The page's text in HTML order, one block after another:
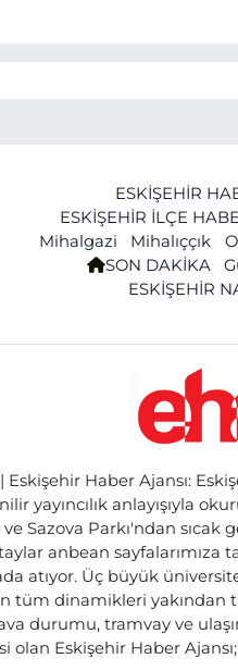
ESKİŞEHİR
ESKİŞEHİR İLÇE
Mihalgazi
Mihalıççık
SON DAKİKA
ESKİŞEHİR
Haber Ajansı:
yayıncılık anlayışıyla
ve Sazova Parkı'ndan
anbean sayfalarımıza
atıyor. Üç büyük
dinamikleri yakından
durumu, tramvay ve
Eskişehir Haber